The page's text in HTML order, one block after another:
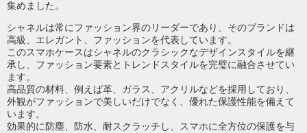
集めました。
シャネルは常にファッション界のリーダーであり、そのブランドは
高級、エレガント、ファッションを代表しています。
このスマホケースはシャネルのクラシックなデザインスタイルを継
承し、ファッション要素とトレンドスタイルを完璧に融合させてい
ます。
高品質の材料、例えば革、ガラス、アクリルなどを採用しており、
外観がファッションで美しいだけでなく、優れた保護性能を備えて
います。
効果的に防塵、防水、耐スクラッチし、スマホに全方位の保護を与